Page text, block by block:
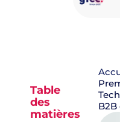
Table
des
matières
B2B